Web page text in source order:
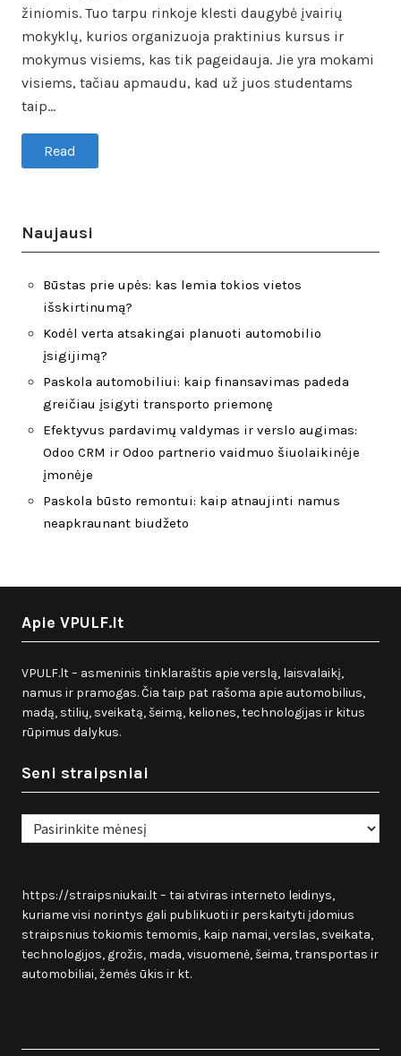
žiniomis. Tuo tarpu rinkoje klesti daugybė įvairių
mokyklų, kurios organizuoja praktinius kursus ir
mokymus visiems, kas tik pageidauja. Jie yra mokami
visiems, tačiau apmaudu, kad už juos studentams
taip…
Read
Naujausi
Būstas prie upės: kas lemia tokios vietos
išskirtinumą?
Kodėl verta atsakingai planuoti automobilio
įsigijimą?
Paskola automobiliui: kaip finansavimas padeda
greičiau įsigyti transporto priemonę
Efektyvus pardavimų valdymas ir verslo augimas:
Odoo CRM ir Odoo partnerio vaidmuo šiuolaikinėje
įmonėje
Paskola būsto remontui: kaip atnaujinti namus
neapkraunant biudžeto
Apie VPULF.lt
VPULF.lt – asmeninis tinklaraštis apie verslą, laisvalaikį,
namus ir pramogas. Čia taip pat rašoma apie automobilius,
madą, stilių, sveikatą, šeimą, keliones, technologijas ir kitus
rūpimus dalykus.
Seni straipsniai
Seni
straipsniai
https://straipsniukai.lt– tai atviras interneto leidinys,
kuriame visi norintys gali publikuoti ir perskaityti įdomius
straipsnius tokiomis temomis, kaip namai, verslas, sveikata,
technologijos, grožis, mada, visuomenė, šeima, transportas ir
automobiliai, žemės ūkis ir kt.